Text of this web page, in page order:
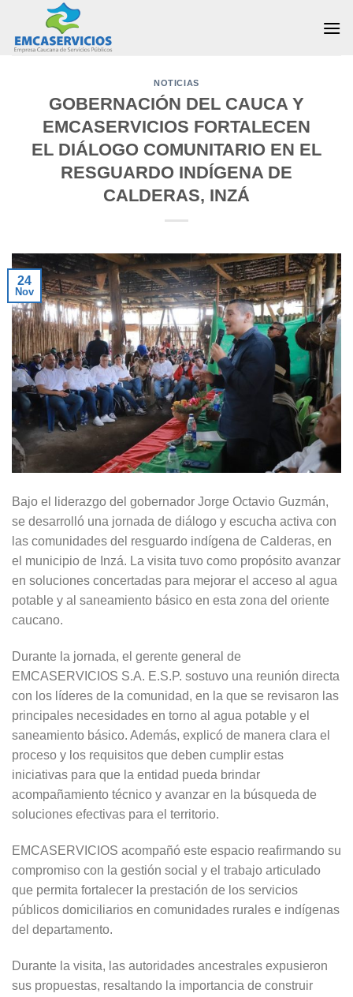
content
NOTICIAS
GOBERNACIÓN DEL CAUCA Y
EMCASERVICIOS FORTALECEN
EL DIÁLOGO COMUNITARIO EN EL
RESGUARDO INDÍGENA DE
CALDERAS, INZÁ
24
Nov
Bajo el liderazgo del gobernador Jorge Octavio Guzmán,
se desarrolló una jornada de diálogo y escucha activa con
las comunidades del resguardo indígena de Calderas, en
el municipio de Inzá. La visita tuvo como propósito avanzar
en soluciones concertadas para mejorar el acceso al agua
potable y al saneamiento básico en esta zona del oriente
caucano.
Durante la jornada, el gerente general de
EMCASERVICIOS S.A. E.S.P. sostuvo una reunión directa
con los líderes de la comunidad, en la que se revisaron las
principales necesidades en torno al agua potable y el
saneamiento básico. Además, explicó de manera clara el
proceso y los requisitos que deben cumplir estas
iniciativas para que la entidad pueda brindar
acompañamiento técnico y avanzar en la búsqueda de
soluciones efectivas para el territorio.
EMCASERVICIOS acompañó este espacio reafirmando su
compromiso con la gestión social y el trabajo articulado
que permita fortalecer la prestación de los servicios
públicos domiciliarios en comunidades rurales e indígenas
del departamento.
Durante la visita, las autoridades ancestrales expusieron
sus propuestas, resaltando la importancia de construir